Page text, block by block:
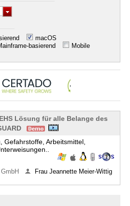
macOS
basierend Mobile
Lösung für alle Belange des
Arbeitsmittel,
Frau Jeannette Meier-Wittig